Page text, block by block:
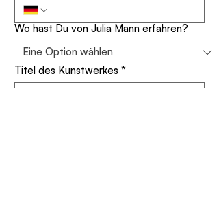
Wo hast Du von Julia Mann erfahren?
Titel des Kunstwerkes *